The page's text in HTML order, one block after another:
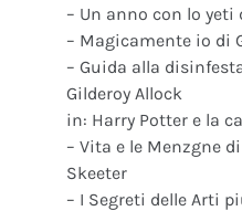
– Un anno con lo yeti
– Magicamente io di
– Guida alla
Gilderoy Allock
in: Harry Potter e la
– Vita e le Menzgne
Skeeter
– I Segreti delle Arti